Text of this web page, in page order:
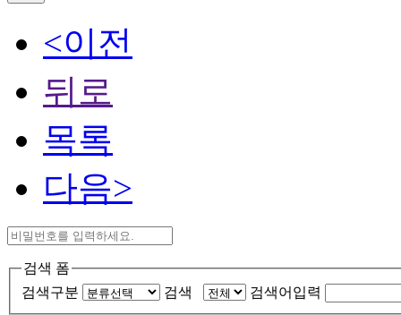
<이전
뒤로
목록
다음>
검색 폼
검색구분
검색 검색어입력